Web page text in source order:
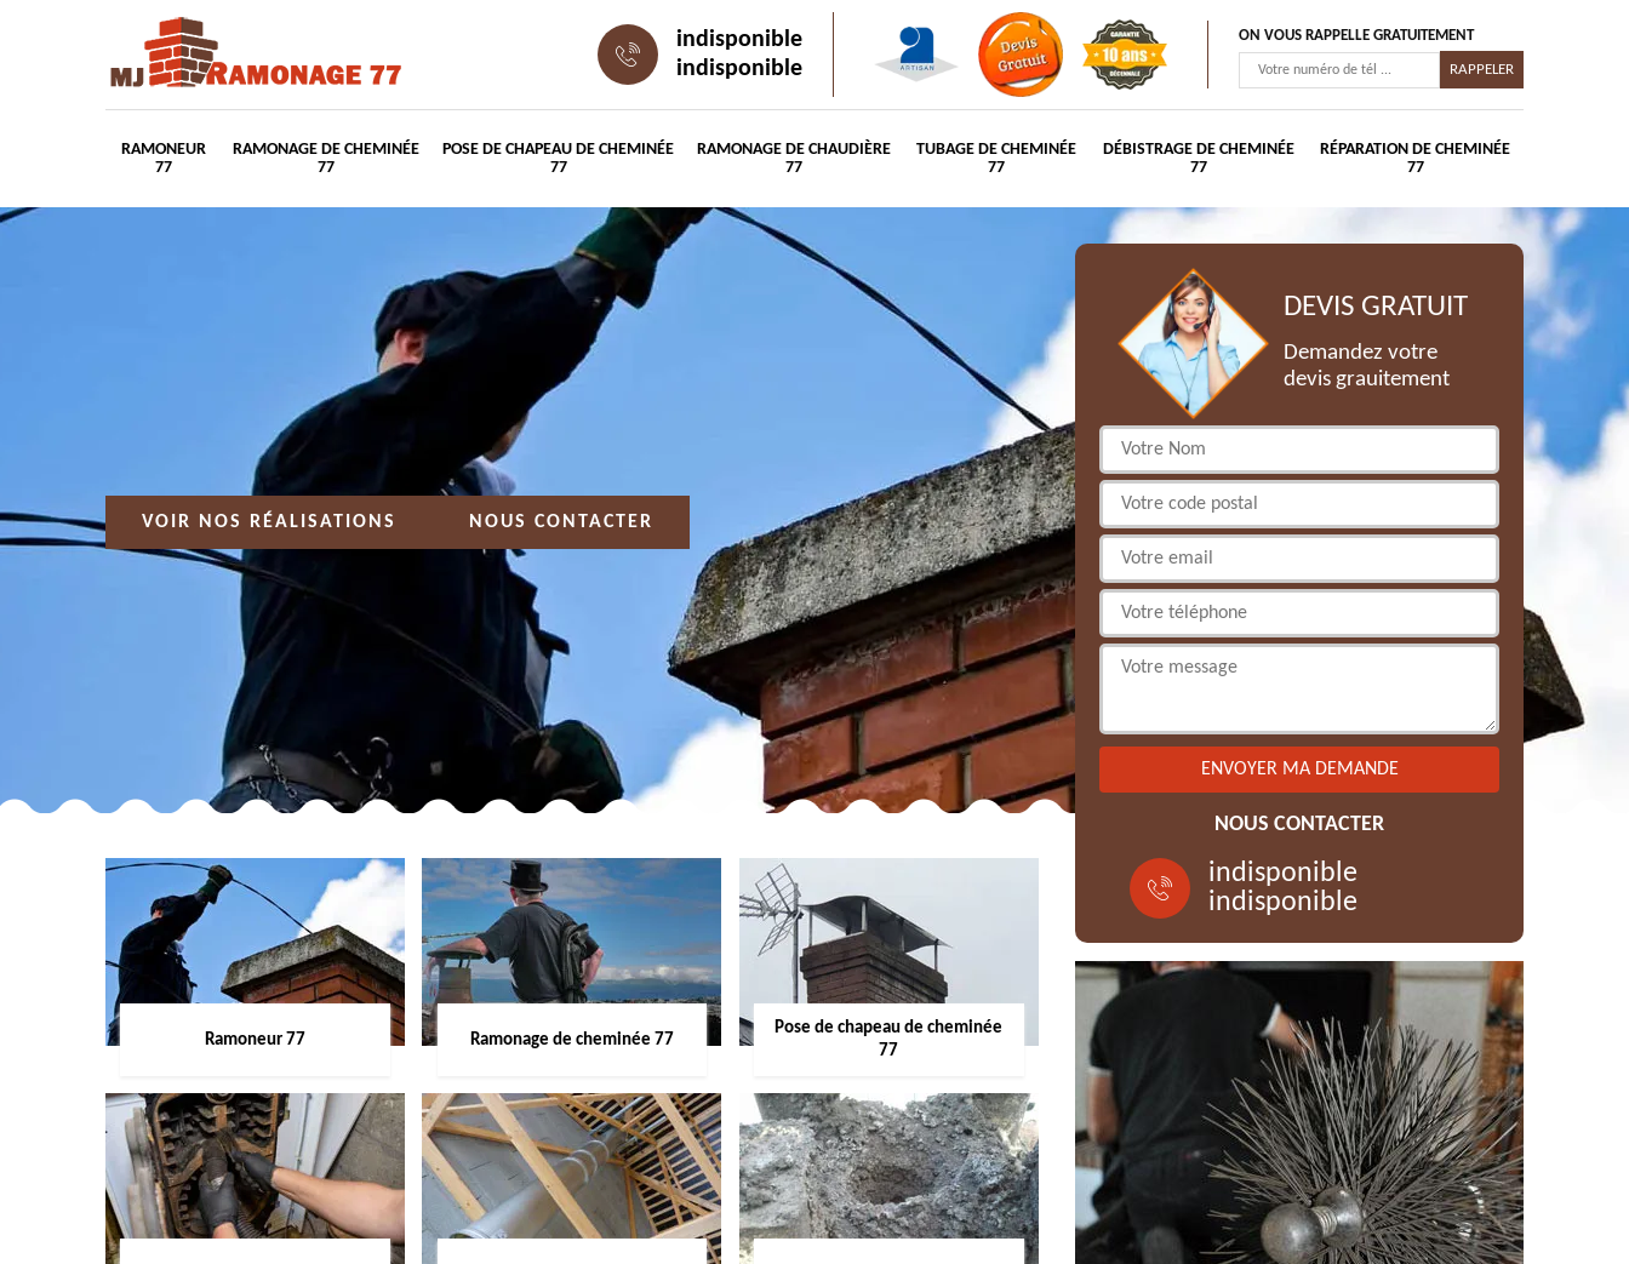
indisponible
indisponible
ON VOUS RAPPELLE GRATUITEMENT
RAMONEUR
77
RAMONAGE DE CHEMINÉE
77
POSE DE CHAPEAU DE CHEMINÉE
77
RAMONAGE DE CHAUDIÈRE
77
TUBAGE DE CHEMINÉE
77
DÉBISTRAGE DE CHEMINÉE
77
RÉPARATION DE CHEMINÉE
77
VOIR NOS RÉALISATIONS NOUS CONTACTER
Ramoneur 77 Ramonage de cheminée 77
Pose de chapeau de cheminée
77
DEVIS GRATUIT
Demandez votre
devis grauitement
NOUS CONTACTER
indisponible
indisponible